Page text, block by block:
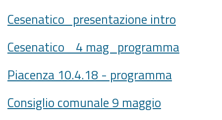
Cesenatico_presentazione intro
Cesenatico_ 4 mag_programma
Piacenza 10.4.18 - programma
Consiglio comunale 9 maggio